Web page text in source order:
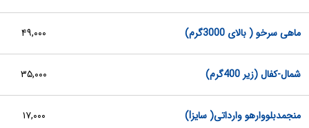
ماهی سرخو ( بالای 3000گرم) ۴۹,۰۰۰
شمال-کفال (زیر 400گرم) ۳۵,۰۰۰
منجمدبلووارهو وارداتی( سایزl) ۱۷,۰۰۰